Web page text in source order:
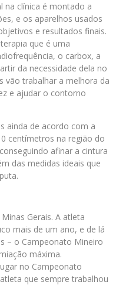
na clínica é montado a
e os aparelhos usados
e resultados finais.
que é uma
o carbox, a
da necessidade dela no
vão trabalhar a melhora da
e ajudar o contorno
ainda de acordo com a
centímetros na região do
afinar a cintura
das medidas ideais que
Gerais. A atleta
mais de um ano, e de lá
– o Campeonato Mineiro
máxima.
no Campeonato
que sempre trabalhou